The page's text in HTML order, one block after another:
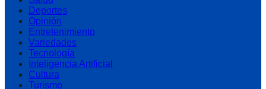
Deportes
Opinión
Entretenimiento
Variedades
Tecnología
Inteligencia Artificial
Cultura
Turismo